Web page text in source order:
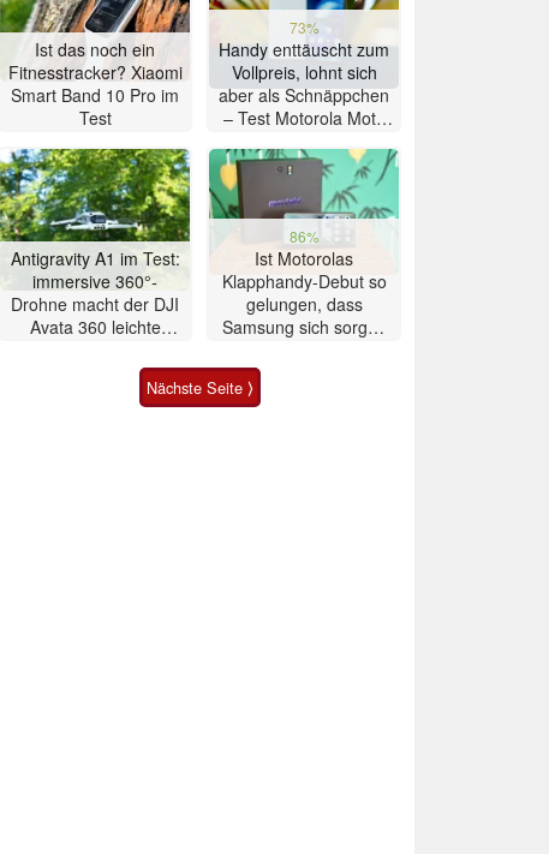
Ist das noch ein
Fitnesstracker? Xiaomi
Smart Band 10 Pro im
Test
73%
Handy enttäuscht zum
Vollpreis, lohnt sich
aber als Schnäppchen
– Test Motorola Moto
Antigravity A1 im Test:
immersive 360°-
Drohne macht der DJI
Avata 360 leichte
86%
Ist Motorolas
Klapphandy-Debut so
gelungen, dass
Samsung sich sorgen
Smartphone im Test
Nächste Seite ⟩